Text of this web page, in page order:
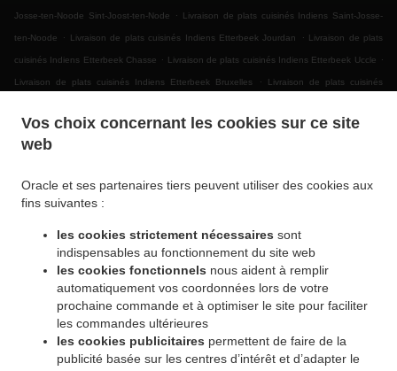
Vos choix concernant les cookies sur ce site
web
Oracle et ses partenaires tiers peuvent utiliser des cookies aux
fins suivantes :
les cookies strictement nécessaires sont
indispensables au fonctionnement du site web
les cookies fonctionnels nous aident à remplir
automatiquement vos coordonnées lors de votre
prochaine commande et à optimiser le site pour faciliter
les commandes ultérieures
les cookies publicitaires permettent de faire de la
publicité basée sur les centres d’intérêt et d’adapter le
Josse-ten-Noode Sint-Joost-ten-Node . Livraison de plats cuisinés Indiens Saint-Josse-
ten-Noode . Livraison de plats cuisinés Indiens Etterbeek Jourdan . Livraison de plats
cuisinés Indiens Etterbeek Chasse . Livraison de plats cuisinés Indiens Etterbeek Uccle .
Livraison de plats cuisinés Indiens Etterbeek Bruxelles . Livraison de plats cuisinés
cuisinés Indiens Jette Ixelles . Livraison de plats cuisinés Indiens Jette . Livraison de
plats cuisinés Indiens BRUSSELS Forest
plats cuisinés Indiens Asse Zellik . Livraison de plats cuisinés Indiens Asse . Livraison de
Livraison de plats cuisinés Indiens Dilbeek Anderlecht . Livraison de plats cuisinés
Indiens Dilbeek . Livraison de plats cuisinés Indiens Beersel Uccle . Livraison de plats
cuisinés Indiens Beersel Livraison de plats cuisinés Indiens ワーフェル Bruxelles
Livraison de plats cuisinés Indiens ワーフェル . Livraison de plats cuisinés Indiens
Watermael-Boitsfort Boitsfort . Livraison de plats cuisinés Indiens Watermael-Boitsfort
Livraison de plats cuisinés Indiens Auderghem Oudergem . Livraison de plats cuisinés